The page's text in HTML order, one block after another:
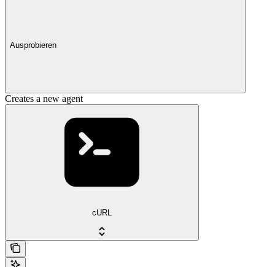
Ausprobieren
Creates a new agent
cURL